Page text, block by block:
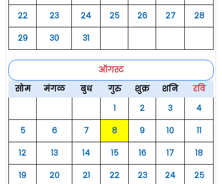
२२
२३ २४ २५ २६ २७
२८
२९
३० ३१
ऑगस्ट
सोम
मंगळ बुध गुरु शुक्र शनि
रवि
१
२ ३
४
५
६ ७ ८ ९ १०
११
१२
१३ १४ १५ १६ १७
१८
१९
२० २१ २२ २३ २४
२५